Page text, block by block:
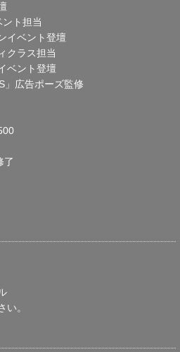
ト担当
イベント登壇
クラス担当
ベント登壇
」広告ポーズ監修
了
い。